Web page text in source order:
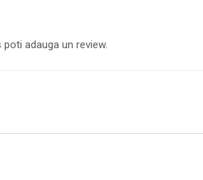
adauga un review.